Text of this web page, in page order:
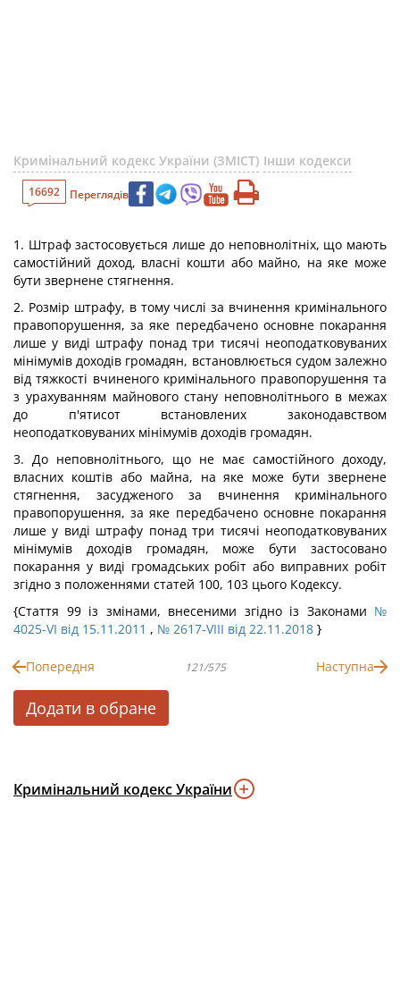
Кримінальний кодекс України (ЗМІСТ) Інши кодекси
16692 Переглядів
1. Штраф застосовується лише до неповнолітніх, що мають
самостійний доход, власні кошти або майно, на яке може
бути звернене стягнення.
2. Розмір штрафу, в тому числі за вчинення кримінального
правопорушення, за яке передбачено основне покарання
лише у виді штрафу понад три тисячі неоподатковуваних
мінімумів доходів громадян, встановлюється судом залежно
від тяжкості вчиненого кримінального правопорушення та
з урахуванням майнового стану неповнолітнього в межах
до п'ятисот встановлених законодавством
неоподатковуваних мінімумів доходів громадян.
3. До неповнолітнього, що не має самостійного доходу,
власних коштів або майна, на яке може бути звернене
стягнення, засудженого за вчинення кримінального
правопорушення, за яке передбачено основне покарання
лише у виді штрафу понад три тисячі неоподатковуваних
мінімумів доходів громадян, може бути застосовано
покарання у виді громадських робіт або виправних робіт
згідно з положеннями статей 100, 103 цього Кодексу.
{Стаття 99 із змінами, внесеними згідно із Законами №
4025-VI від 15.11.2011 , № 2617-VIII від 22.11.2018 }
Попередня 121/575 Наступна
Додати в обране
Кримінальний кодекс України